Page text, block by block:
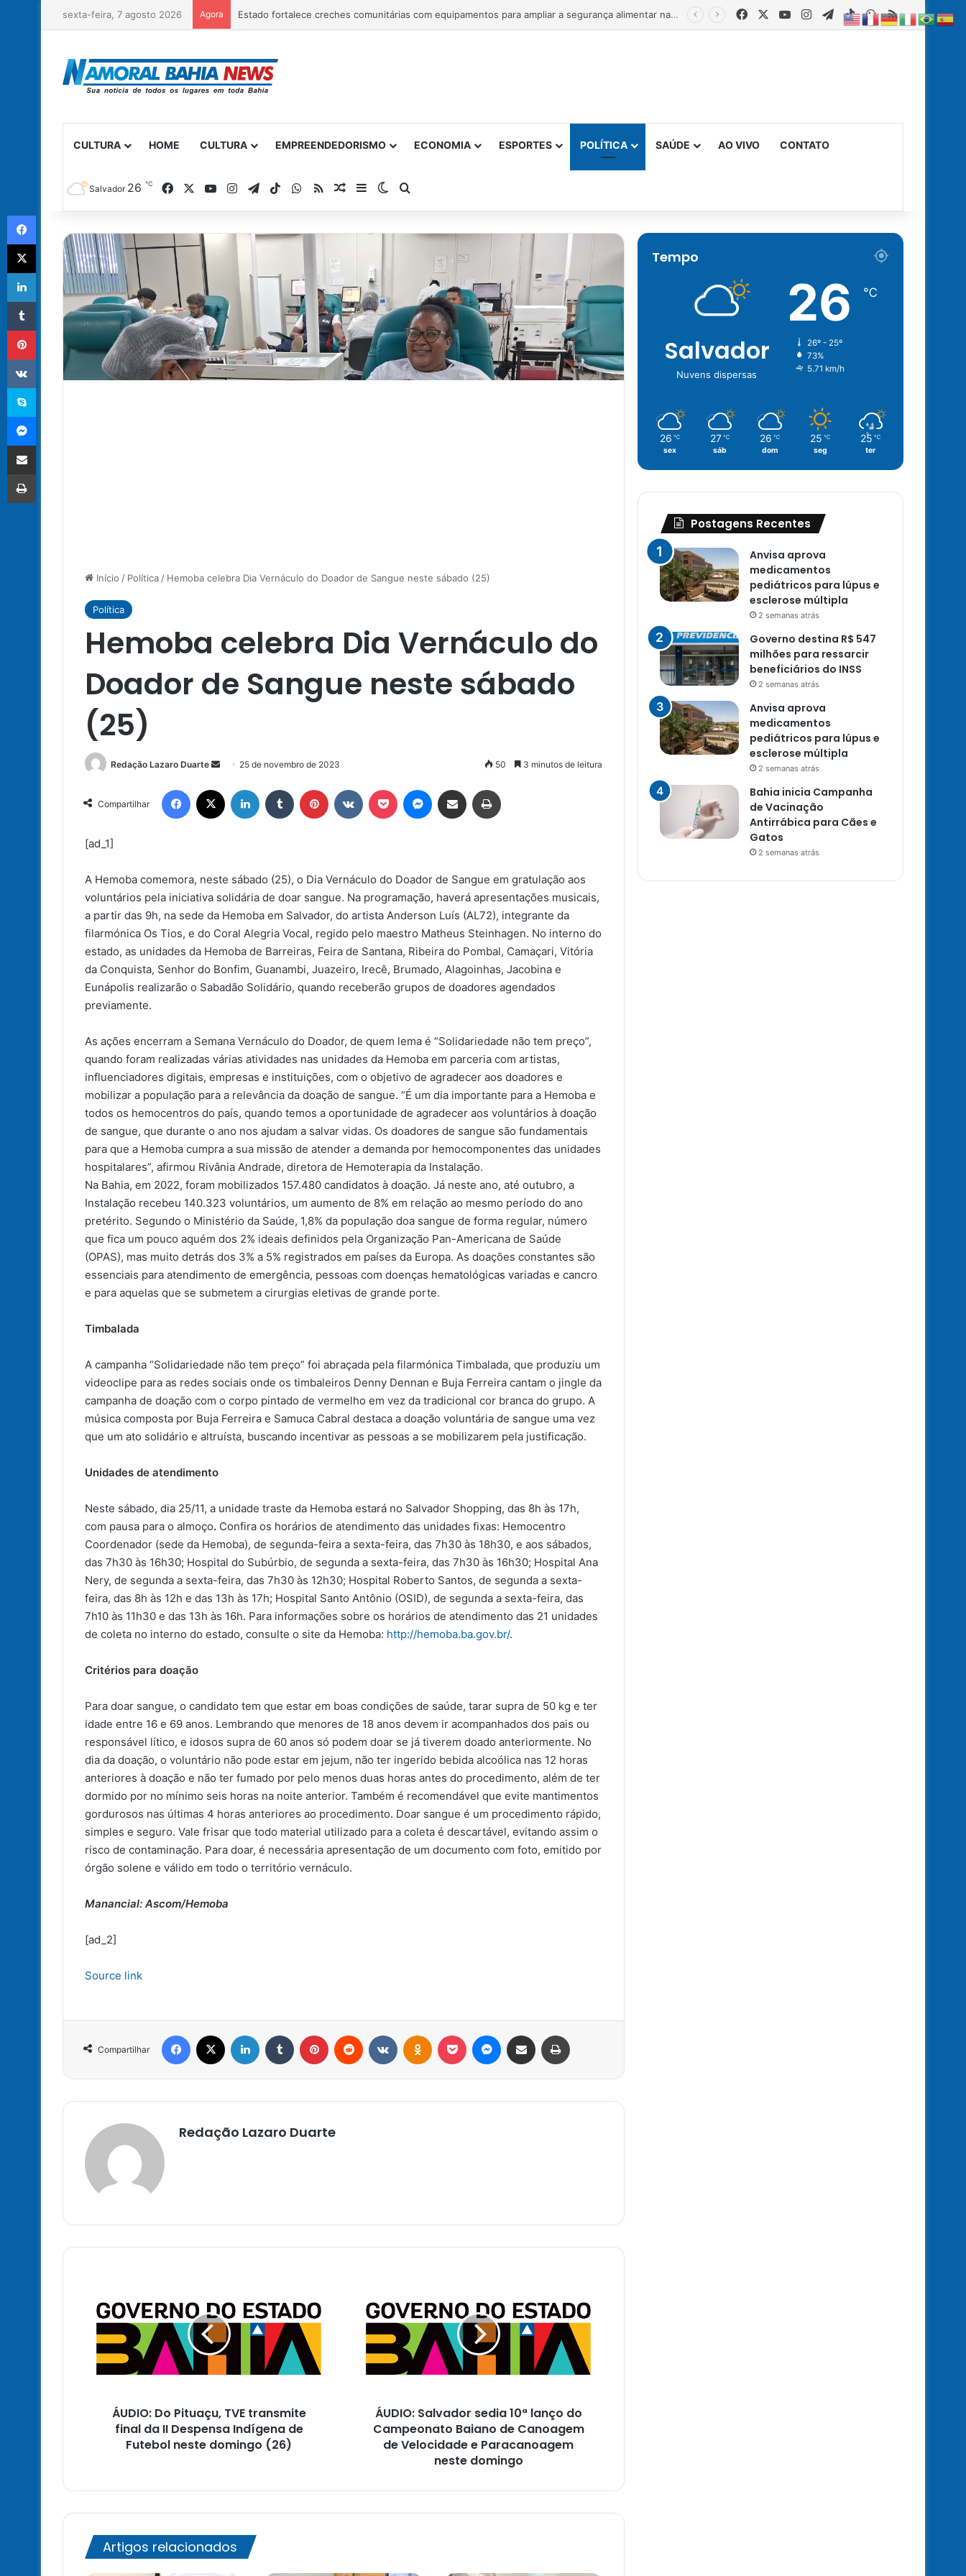
sexta-feira, 7 agosto 2026 Agora Estado fortalece creches comunitárias com equipamentos para ampliar a segurança alimentar na primeira infância FacebookYouTubeInstagram
Telegram
TikTokWhatsApp
RSS
CULTURA HOME CULTURA EMPREENDEDORISMO ECONOMIA ESPORTES POLÍTICA SAÚDE AO VIVO CONTATO
Salvador 26 ℃ FacebookYouTubeInstagram
TelegramTikTokWhatsApp
RSSArtigo Aleatório
Barra Lateral
Switch skin
Procurar por
Início / Política / Hemoba celebra Dia Vernáculo do Doador de Sangue neste sábado (25)
Política
Hemoba celebra Dia Vernáculo do
Doador de Sangue neste sábado
(25)
Redação Lazaro Duarte
Mande
e-
mail
25 de novembro de 2023 50 3 minutos de leitura
Compartilhar
Facebook Linkedin Tumblr Pinterest Pocket Messenger
Compartilhar via e-mail
[ad_1]
A Hemoba comemora, neste sábado (25), o Dia Vernáculo do Doador de Sangue em gratulação aos
voluntários pela iniciativa solidária de doar sangue. Na programação, haverá apresentações musicais,
a partir das 9h, na sede da Hemoba em Salvador, do artista Anderson Luís (AL72), integrante da
filarmónica Os Tios, e do Coral Alegria Vocal, regido pelo maestro Matheus Steinhagen. No interno do
estado, as unidades da Hemoba de Barreiras, Feira de Santana, Ribeira do Pombal, Camaçari, Vitória
da Conquista, Senhor do Bonfim, Guanambi, Juazeiro, Irecê, Brumado, Alagoinhas, Jacobina e
Eunápolis realizarão o Sabadão Solidário, quando receberão grupos de doadores agendados
previamente.
As ações encerram a Semana Vernáculo do Doador, de quem lema é “Solidariedade não tem preço”,
quando foram realizadas várias atividades nas unidades da Hemoba em parceria com artistas,
influenciadores digitais, empresas e instituições, com o objetivo de agradecer aos doadores e
mobilizar a população para a relevância da doação de sangue. “É um dia importante para a Hemoba e
todos os hemocentros do país, quando temos a oportunidade de agradecer aos voluntários à doação
de sangue, que durante o ano nos ajudam a salvar vidas. Os doadores de sangue são fundamentais
para que a Hemoba cumpra a sua missão de atender a demanda por hemocomponentes das unidades
hospitalares”, afirmou Rivânia Andrade, diretora de Hemoterapia da Instalação.
Na Bahia, em 2022, foram mobilizados 157.480 candidatos à doação. Já neste ano, até outubro, a
Instalação recebeu 140.323 voluntários, um aumento de 8% em relação ao mesmo período do ano
pretérito. Segundo o Ministério da Saúde, 1,8% da população doa sangue de forma regular, número
que fica um pouco aquém dos 2% ideais definidos pela Organização Pan-Americana de Saúde
(OPAS), mas muito detrás dos 3% a 5% registrados em países da Europa. As doações constantes são
essenciais para atendimento de emergência, pessoas com doenças hematológicas variadas e cancro
e para aquelas que se submetem a cirurgias eletivas de grande porte.
Timbalada
A campanha “Solidariedade não tem preço” foi abraçada pela filarmónica Timbalada, que produziu um
videoclipe para as redes sociais onde os timbaleiros Denny Dennan e Buja Ferreira cantam o jingle da
campanha de doação com o corpo pintado de vermelho em vez da tradicional cor branca do grupo. A
música composta por Buja Ferreira e Samuca Cabral destaca a doação voluntária de sangue uma vez
que um ato solidário e altruísta, buscando incentivar as pessoas a se mobilizarem pela justificação.
Unidades de atendimento
Neste sábado, dia 25/11, a unidade traste da Hemoba estará no Salvador Shopping, das 8h às 17h,
com pausa para o almoço. Confira os horários de atendimento das unidades fixas: Hemocentro
Coordenador (sede da Hemoba), de segunda-feira a sexta-feira, das 7h30 às 18h30, e aos sábados,
das 7h30 às 16h30; Hospital do Subúrbio, de segunda a sexta-feira, das 7h30 às 16h30; Hospital Ana
Nery, de segunda a sexta-feira, das 7h30 às 12h30; Hospital Roberto Santos, de segunda a sexta-
feira, das 8h às 12h e das 13h às 17h; Hospital Santo Antônio (OSID), de segunda a sexta-feira, das
7h10 às 11h30 e das 13h às 16h. Para informações sobre os horários de atendimento das 21 unidades
de coleta no interno do estado, consulte o site da Hemoba: http://hemoba.ba.gov.br/.
Critérios para doação
Para doar sangue, o candidato tem que estar em boas condições de saúde, tarar supra de 50 kg e ter
idade entre 16 e 69 anos. Lembrando que menores de 18 anos devem ir acompanhados dos pais ou
responsável lítico, e idosos supra de 60 anos só podem doar se já tiverem doado anteriormente. No
dia da doação, o voluntário não pode estar em jejum, não ter ingerido bebida alcoólica nas 12 horas
anteriores à doação e não ter fumado por pelo menos duas horas antes do procedimento, além de ter
dormido por no mínimo seis horas na noite anterior. Também é recomendável que evite mantimentos
gordurosos nas últimas 4 horas anteriores ao procedimento. Doar sangue é um procedimento rápido,
simples e seguro. Vale frisar que todo material utilizado para a coleta é descartável, evitando assim o
risco de contaminação. Para doar, é necessária apresentação de um documento com foto, emitido por
órgão solene e válido em todo o território vernáculo.
Manancial: Ascom/Hemoba
[ad_2]
Source link
Compartilhar
Facebook Linkedin Tumblr Pinterest Reddit Pocket Messenger
Compartilhar via e-mail
Redação Lazaro Duarte
Pituaçu,
TVE
transmite
final
IndígenaÁUDIO: Do Pituaçu, TVE transmite
final da II Despensa Indígena de
Futebol neste domingo (26)
sedia
10ª
lanço
Campeonato
Canoagem
Velocidade
ÁUDIO: Salvador sedia 10ª lanço do
Campeonato Baiano de Canoagem
de Velocidade e Paracanoagem
neste domingo
Artigos relacionados
Tempo
Salvador
Nuvens dispersas
26 ℃
26º - 25º
73%
5.71 km/h
26 ℃
sex
27 ℃
sáb
26 ℃
dom
25 ℃
seg
25 ℃
ter
Postagens Recentes
Anvisa aprova
medicamentos
pediátricos para lúpus e
esclerose múltipla
2 semanas atrás
Governo destina R$ 547
milhões para ressarcir
beneficiários do INSS
2 semanas atrás
Anvisa aprova
medicamentos
pediátricos para lúpus e
esclerose múltipla
2 semanas atrás
Bahia inicia Campanha
de Vacinação
Antirrábica para Cães e
Gatos
2 semanas atrás
Facebook
X
Linkedin
Tumblr
Pinterest
VK
Skype
Messenger
Compartilhar via e-mail